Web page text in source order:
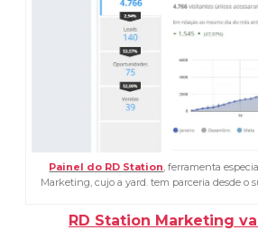
Painel do RD Station , ferramenta
Marketing, cujo a yard. tem parceria desde o
RD Station Marketing